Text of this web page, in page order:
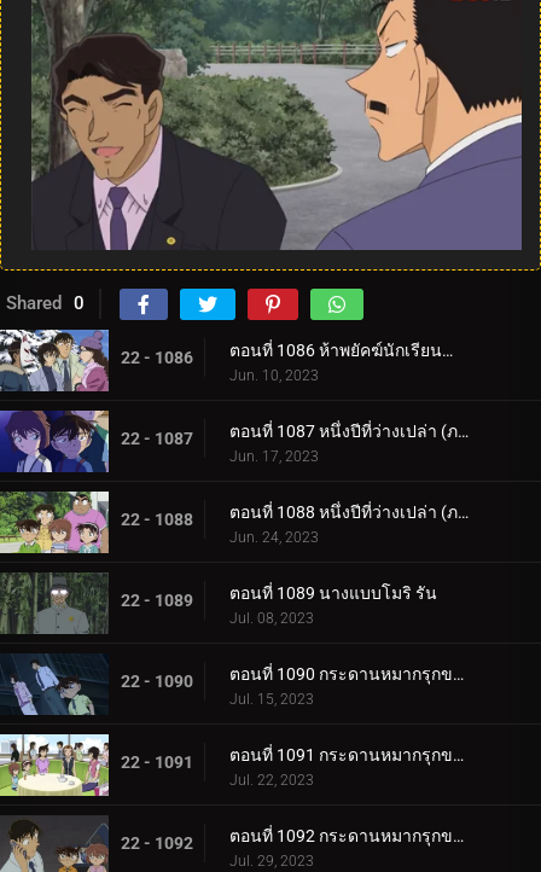
Shared 0
22 - 1086 ตอนที่ 1086 ห้าพยัคฆ์นักเรียนตำรวจ Wild Police Story CASE.มัตสึดะ จิมเปย์
Jun. 10, 2023
22 - 1087 ตอนที่ 1087 หนึ่งปีที่ว่างเปล่า (ภาคแรก)
Jun. 17, 2023
22 - 1088 ตอนที่ 1088 หนึ่งปีที่ว่างเปล่า (ภาคจบ)
Jun. 24, 2023
22 - 1089 ตอนที่ 1089 นางแบบโมริ รัน
Jul. 08, 2023
22 - 1090 ตอนที่ 1090 กระดานหมากรุกของไทโค เมจิน (ภาคหมากแรก)
Jul. 15, 2023
22 - 1091 ตอนที่ 1091 กระดานหมากรุกของไทโค เมจิน (ภาคหมากชั้นเลิศ)
Jul. 22, 2023
22 - 1092 ตอนที่ 1092 กระดานหมากรุกของไทโค เมจิน (ภาครุกฆาต)
Jul. 29, 2023